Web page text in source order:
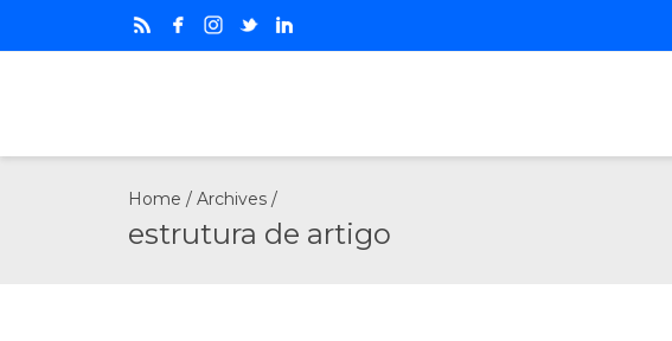
Home / Archives /
estrutura de artigo